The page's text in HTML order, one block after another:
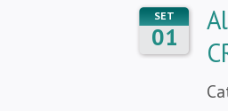
SET
01